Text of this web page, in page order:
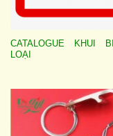
CATALOGUE KHUI
LOẠI